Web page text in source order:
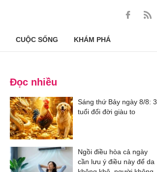
CUỘC SỐNG KHÁM PHÁ
Đọc nhiều
Sáng thứ Bảy ngày 8/8: 3
tuổi đổi đời giàu to
Ngồi điều hòa cả ngày
cần lưu ý điều này để da